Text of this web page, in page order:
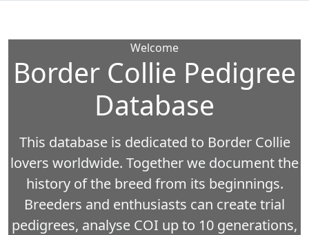
Welcome
Border Collie Pedigree
Database
This database is dedicated to Border Collie
lovers worldwide. Together we document the
history of the breed from its beginnings.
Breeders and enthusiasts can create trial
pedigrees, analyse COI up to 10 generations,